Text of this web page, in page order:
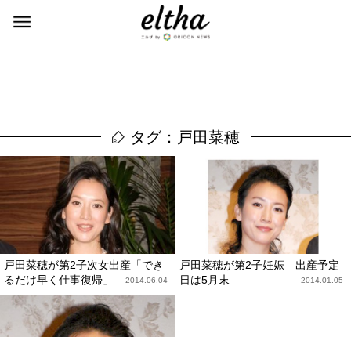
タグ：戸田菜穂
戸田菜穂が第2子次女出産「でき
るだけ早く仕事復帰」
2014.06.04
戸田菜穂が第2子妊娠 出産予定
日は5月末
2014.01.05